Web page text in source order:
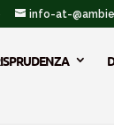
info-at-